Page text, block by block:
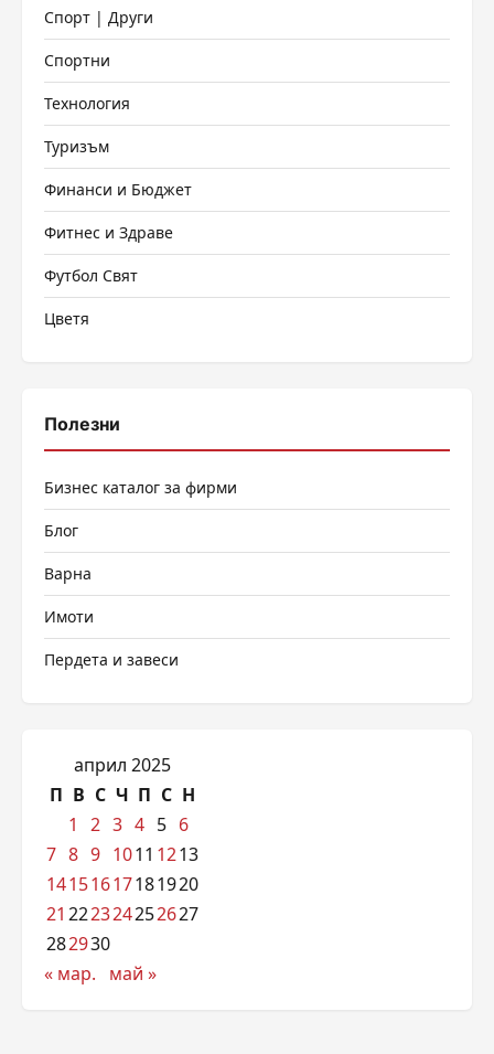
Спорт | Други
Спортни
Технология
Туризъм
Финанси и Бюджет
Фитнес и Здраве
Футбол Свят
Цветя
Полезни
Бизнес каталог за фирми
Блог
Варна
Имоти
Пердета и завеси
април 2025
П В С Ч П С Н
1
2 3 4 5 6
7 8 9 1011 1213
14151617181920
21 222324252627
282930
« мар.
май »